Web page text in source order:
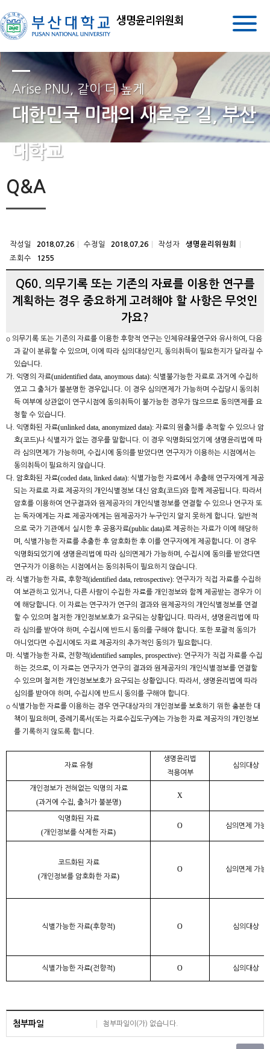
생명윤리위원회
Arise PNU, 같이 더 높게
대한민국 미래의 새로운 길, 부산
대학교
Q&A
작성일 2018.07.26 수정일 2018.07.26 작성자 생명윤리위원회
조회수 1255
Q60. 의무기록 또는 기존의 자료를 이용한 연구를
계획하는 경우 중요하게 고려해야 할 사항은 무엇인
가요?
о 의무기록 또는 기존의 자료를 이용한 후향적 연구는 인체유래물연구와 유사하여, 다음
과 같이 분류할 수 있으며, 이에 따라 심의대상인지 ,동의취득이 필요한지가 달라질 수
있습니다.
가. 익명의 자료(unidentified data, anoymous data): 식별불가능한 자료로 과거에 수집하
였고 그 출처가 불분명한 경우입니다. 이 경우 심의면제가 가능하며 수집당시 동의취
득 여부에 상관없이 연구시점에 동의취득이 불가능한 경우가 많으므로 동의면제를 요
청할 수 있습니다.
나. 익명화된 자료(unlinked data, anonymized data): 자료의 원출처를 추적할 수 있으나 암
호(코드)나 식별자가 없는 경우를 말합니다. 이 경우 익명화되었기에 생명윤리법에 따
라 심의면제가 가능하며,수집시에 동의를 받았다면 연구자가 이용하는 시점에서는
동의취득이 필요하지 않습니다.
다. 암호화된 자료(coded data, linked data): 식별가능한 자료에서 추출해 연구자에게 제공
되는 자료로 자료 제공자의 개인식별정보 대신 암호(코드)와 함께 제공됩니다. 따라서
암호를 이용하여 연구결과와 원제공자의 개인식별정보를 연결할 수 있으나 연구자 또
는 독자에게는 자료 제공자에게는 원제공자가 누구인지 알지 못하게 합니다. 일반적
으로 국가 기관에서 실시한 후 공용자료(public data)로 제공하는 자료가 이에 해당하
며,식별가능한 자료를 추출한 후 암호화한 후 이를 연구자에게 제공합니다. 이 경우
익명화되었기에 생명윤리법에 따라 심의면제가 가능하며,수집시에 동의를 받았다면
연구자가 이용하는 시점에서는 동의취득이 필요하지 않습니다.
라. 식별가능한 자료, 후향적(identified data, retrospective): 연구자가 직접 자료를 수집하
여 보관하고 있거나, 다른 사람이 수집한 자료를 개인정보와 함께 제공받는 경우가 이
에 해당합니다. 이 자료는 연구자가 연구의 결과와 원제공자의 개인식별정보를 연결
할 수 있으며 철저한 개인정보보호가 요구되는 상황입니다. 따라서, 생명윤리법에 따
라 심의를 받아야 하며,수집시에 반드시 동의를 구해야 합니다.또한 포괄적 동의가
아니었다면 수집시에도 자료 제공자의 추가적인 동의가 필요합니다.
마. 식별가능한 자료, 전향적(identified samples, prospective): 연구자가 직접 자료를 수집
하는 것으로, 이 자료는 연구자가 연구의 결과와 원제공자의 개인식별정보를 연결할
수 있으며 철저한 개인정보보호가 요구되는 상황입니다. 따라서, 생명윤리법에 따라
심의를 받아야 하며,수집시에 반드시 동의를 구해야 합니다.
о 식별가능한 자료를 이용하는 경우 연구대상자의 개인정보를 보호하기 위한 충분한 대
책이 필요하며,증례기록서(또는 자료수집도구)에는 가능한 자료 제공자의 개인정보
를 기록하지 않도록 합니다.
자료 유형
생명윤리법
적용여부
심의대상
개인정보가 전혀없는 익명의 자료
(과거에 수집, 출처가 불분명)
X
익명화된 자료
(개인정보를 삭제한 자료)
O 심의면제 가능
코드화된 자료
(개인정보를 암호화한 자료)
O 심의면제 가능
식별가능한 자료(후향적) O 심의대상
식별가능한 자료(전향적) O 심의대상
첨부파일 첨부파일이(가) 없습니다.